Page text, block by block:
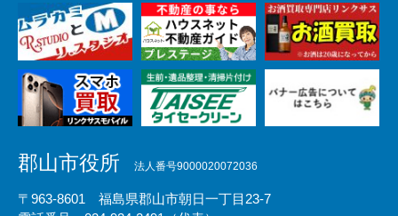
郡山市役所 法人番号9000020072036
〒963-8601 福島県郡山市朝日一丁目23-7